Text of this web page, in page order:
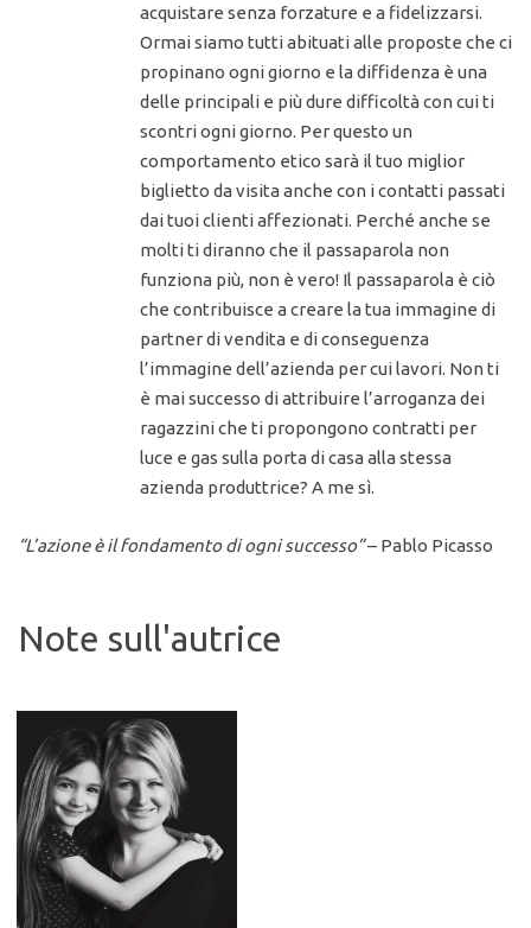
acquistare senza forzature e a fidelizzarsi.
Ormai siamo tutti abituati alle proposte che ci
propinano ogni giorno e la diffidenza è una
delle principali e più dure difficoltà con cui ti
scontri ogni giorno. Per questo un
comportamento etico sarà il tuo miglior
biglietto da visita anche con i contatti passati
dai tuoi clienti affezionati. Perché anche se
molti ti diranno che il passaparola non
funziona più, non è vero! Il passaparola è ciò
che contribuisce a creare la tua immagine di
partner di vendita e di conseguenza
l’immagine dell’azienda per cui lavori. Non ti
è mai successo di attribuire l’arroganza dei
ragazzini che ti propongono contratti per
luce e gas sulla porta di casa alla stessa
azienda produttrice? A me sì.
“L’azione è il fondamento di ogni successo”– Pablo Picasso
Note sull'autrice